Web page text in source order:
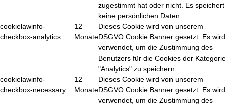
zugestimmt hat oder nicht. Es speichert
keine persönlichen Daten.
cookielawinfo-
checkbox-analytics
12
Monate
Dieses Cookie wird von unserem
DSGVO Cookie Banner gesetzt. Es wird
verwendet, um die Zustimmung des
Benutzers für die Cookies der Kategorie
"Analytics" zu speichern.
cookielawinfo-
checkbox-necessary
12
Monate
Dieses Cookie wird von unserem
DSGVO Cookie Banner gesetzt. Es wird
verwendet, um die Zustimmung des